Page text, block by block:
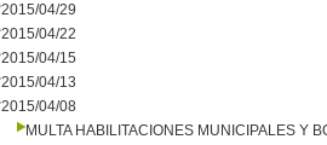
2015/04/29
2015/04/22
2015/04/15
2015/04/13
2015/04/08
MULTA HABILITACIONES MUNICIPALES Y